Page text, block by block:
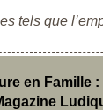
tels que
en Famille